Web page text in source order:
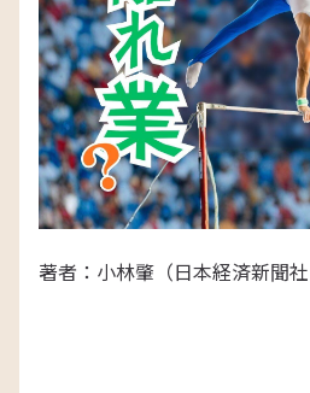
著者：小林肇（日本経済新聞社